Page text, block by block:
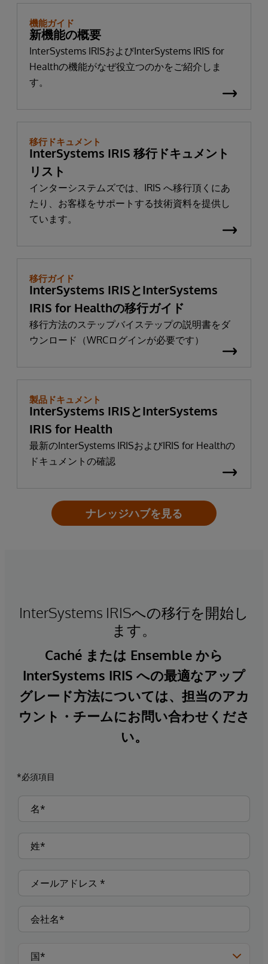
機能ガイド
新機能の概要
InterSystems IRISおよびInterSystems IRIS for
Healthの機能がなぜ役立つのかをご紹介しま
す。
移行ドキュメント
InterSystems IRIS 移行ドキュメント
リスト
インターシステムズでは、IRIS へ移行頂くにあ
たり、お客様をサポートする技術資料を提供し
ています。
移行ガイド
InterSystems IRISとInterSystems
IRIS for Healthの移行ガイド
移行方法のステップバイステップの説明書をダ
ウンロード（WRCログインが必要です）
製品ドキュメント
InterSystems IRISとInterSystems
IRIS for Health
最新のInterSystems IRISおよびIRIS for Healthの
ドキュメントの確認
ナレッジハブを見る
InterSystems IRISへの移行を開始し
ます。
Caché または Ensemble から
InterSystems IRIS への最適なアップ
グレード方法については、担当のアカ
ウント・チームにお問い合わせくださ
い。
*必須項目